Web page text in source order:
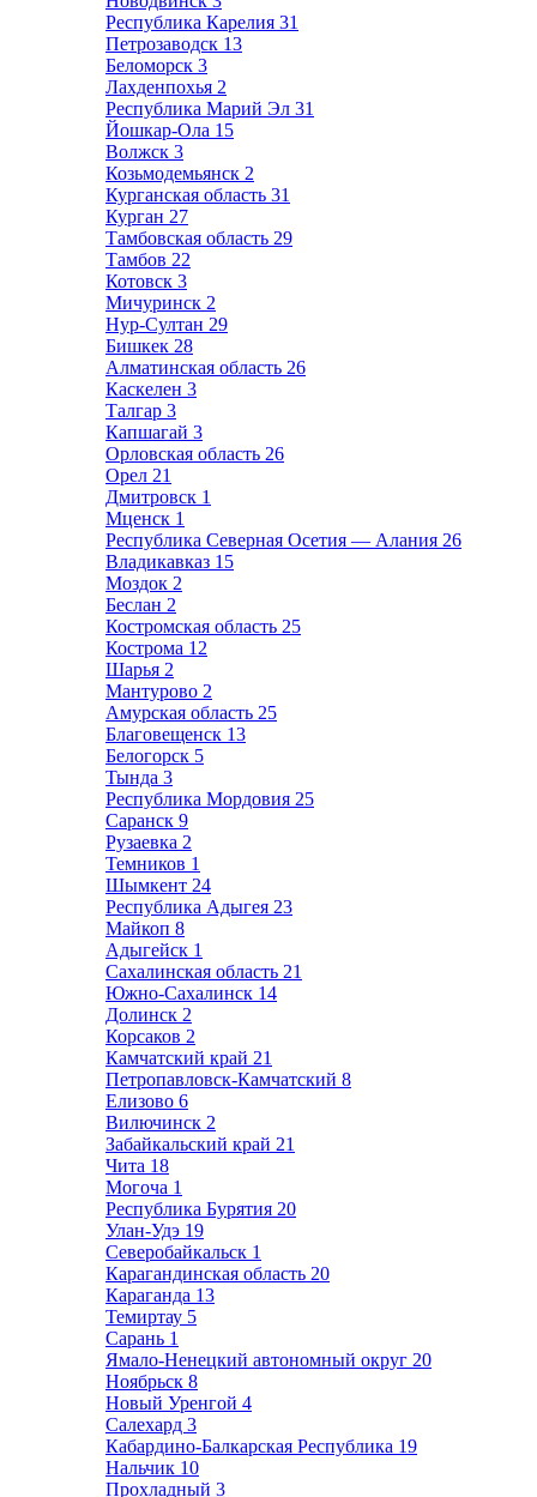
Республика Карелия 31
Петрозаводск 13
Беломорск 3
Лахденпохья 2
Республика Марий Эл 31
Йошкар-Ола 15
Волжск 3
Козьмодемьянск 2
Курганская область 31
Курган 27
Тамбовская область 29
Тамбов 22
Котовск 3
Мичуринск 2
Нур-Султан 29
Бишкек 28
Алматинская область 26
Каскелен 3
Талгар 3
Капшагай 3
Орловская область 26
Орел 21
Дмитровск 1
Мценск 1
Республика Северная Осетия — Алания 26
Владикавказ 15
Моздок 2
Беслан 2
Костромская область 25
Кострома 12
Шарья 2
Мантурово 2
Амурская область 25
Благовещенск 13
Белогорск 5
Тында 3
Республика Мордовия 25
Саранск 9
Рузаевка 2
Темников 1
Шымкент 24
Республика Адыгея 23
Майкоп 8
Адыгейск 1
Сахалинская область 21
Южно-Сахалинск 14
Долинск 2
Корсаков 2
Камчатский край 21
Петропавловск-Камчатский 8
Елизово 6
Вилючинск 2
Забайкальский край 21
Чита 18
Могоча 1
Республика Бурятия 20
Улан-Удэ 19
Северобайкальск 1
Карагандинская область 20
Караганда 13
Темиртау 5
Сарань 1
Ямало-Ненецкий автономный округ 20
Ноябрьск 8
Новый Уренгой 4
Салехард 3
Кабардино-Балкарская Республика 19
Нальчик 10
Прохладный 3